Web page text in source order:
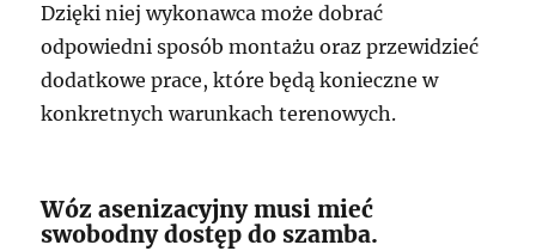
Dzięki niej wykonawca może dobrać
odpowiedni sposób montażu oraz przewidzieć
dodatkowe prace, które będą konieczne w
konkretnych warunkach terenowych.
Wóz asenizacyjny musi mieć
swobodny dostęp do szamba.